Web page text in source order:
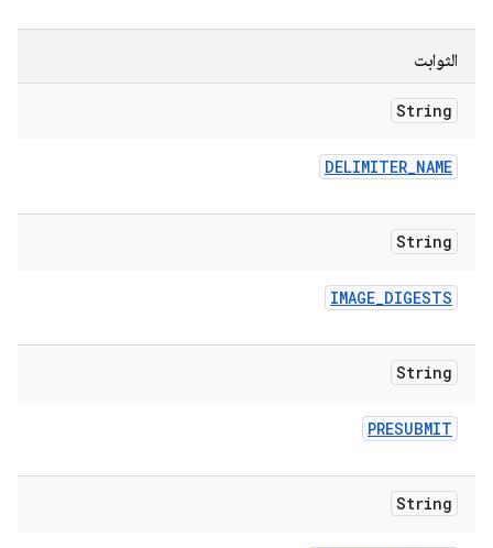
الثوابت
String
DELIMITER_NAME
String
IMAGE_DIGESTS
String
PRESUBMIT
String